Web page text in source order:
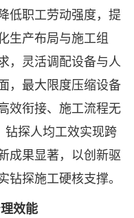
低职工劳动强度，提
生产布局与施工组
，灵活调配设备与人
，最大限度压缩设备
效衔接、施工流程无
钻探人均工效实现跨
成果显著，以创新驱
探施工硬核支撑。
效能